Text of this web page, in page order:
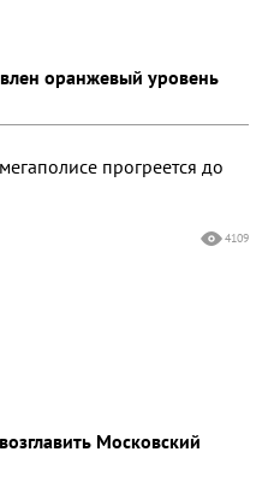
оранжевый уровень
прогреется до
4109
Московский